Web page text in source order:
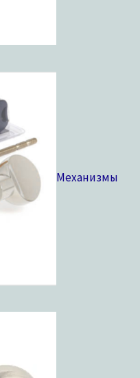
Механизмы